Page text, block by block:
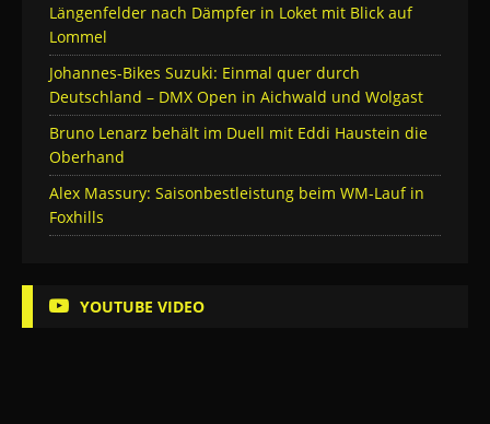
Längenfelder nach Dämpfer in Loket mit Blick auf
Lommel
Johannes-Bikes Suzuki: Einmal quer durch
Deutschland – DMX Open in Aichwald und Wolgast
Bruno Lenarz behält im Duell mit Eddi Haustein die
Oberhand
Alex Massury: Saisonbestleistung beim WM-Lauf in
Foxhills
YOUTUBE VIDEO